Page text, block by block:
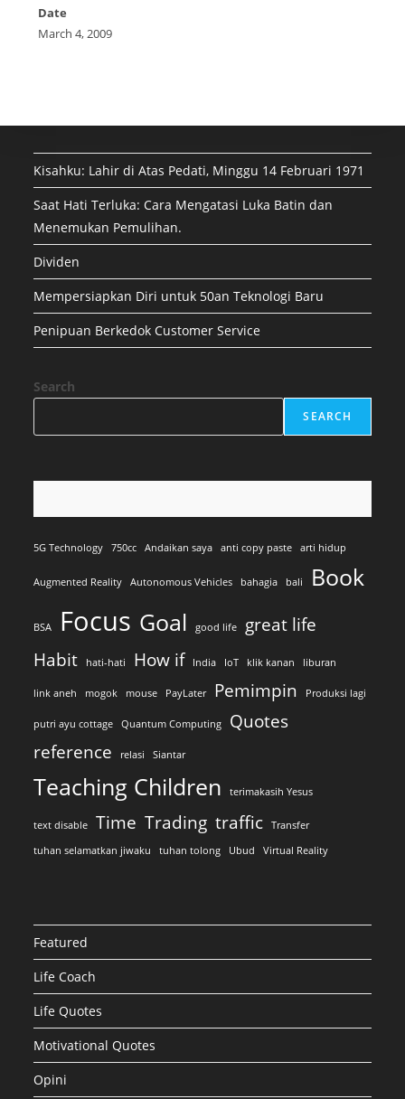
Date
March 4, 2009
Kisahku: Lahir di Atas Pedati, Minggu 14 Februari 1971
Saat Hati Terluka: Cara Mengatasi Luka Batin dan
Menemukan Pemulihan.
Dividen
Mempersiapkan Diri untuk 50an Teknologi Baru
Penipuan Berkedok Customer Service
Search
SEARCH
5G Technology 750cc Andaikan saya anti copy paste arti hidup
Augmented Reality Autonomous Vehicles bahagia bali Book
BSA Focus Goal good life
great life
Habit
hati-hati How if India IoT klik kanan liburan
link aneh mogok mouse PayLater Pemimpin Produksi lagi
putri ayu cottage Quantum Computing
Quotes
reference
relasi Siantar
Teaching Children terimakasih Yesus
text disable Time Trading traffic
Transfer
tuhan selamatkan jiwaku
tuhan tolong Ubud Virtual Reality
Featured
Life Coach
Life Quotes
Motivational Quotes
Opini